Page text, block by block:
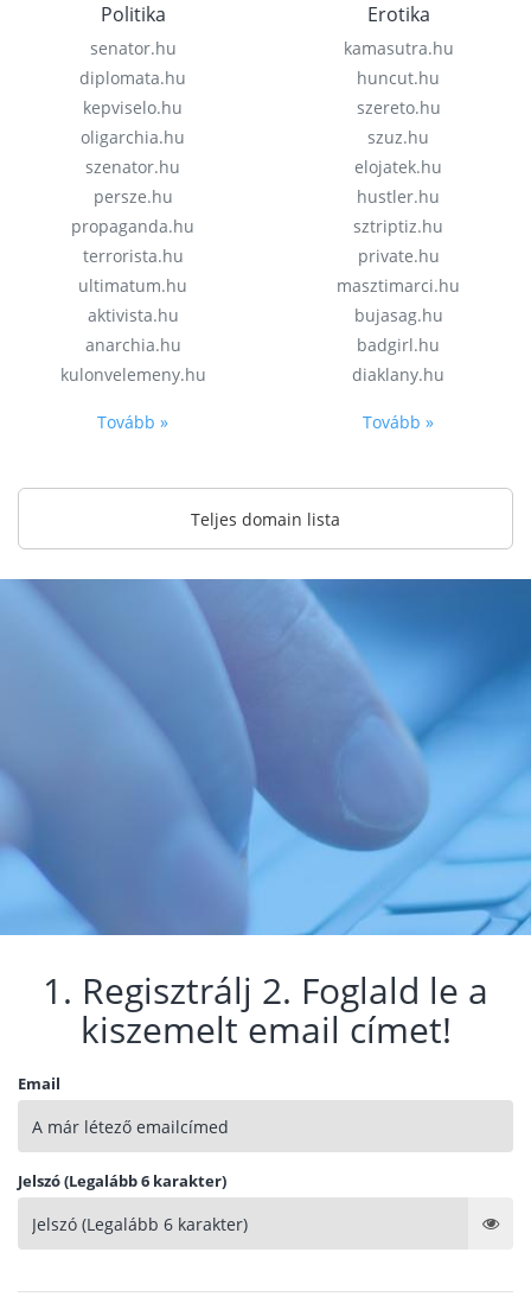
Politika
senator.hu
diplomata.hu
kepviselo.hu
oligarchia.hu
szenator.hu
persze.hu
propaganda.hu
terrorista.hu
ultimatum.hu
aktivista.hu
anarchia.hu
kulonvelemeny.hu
Tovább »
Erotika
kamasutra.hu
huncut.hu
szereto.hu
szuz.hu
elojatek.hu
hustler.hu
sztriptiz.hu
private.hu
masztimarci.hu
bujasag.hu
badgirl.hu
diaklany.hu
Tovább »
Teljes domain lista
1. Regisztrálj 2. Foglald le a
kiszemelt email címet!
Email
Jelszó (Legalább 6 karakter)